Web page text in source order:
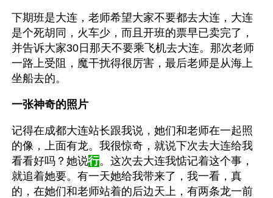
下期班是大连，老师希望大家不要都去大连，大连
是个死胡同，火车少，而且开班的票早已卖完了，
并告诉大家30日那天不要乘飞机去大连。那次老师
一路上受阻，魔干扰得很厉害，最后老师是从海上
坐船去的。
一张神奇的照片
记得在成都大连站长跟我说，她们和老师在一起照
的像，上面有龙。我很惊奇，就说下次去大连给我
看看好吗？她说行。这次去大连我惦记着这个事，
就追着她要。有一天她给我带来了，我一看，真
的，在她们和老师站着的后边天上，有两条龙一前